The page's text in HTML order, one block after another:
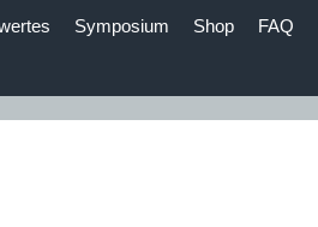
Symposium Shop FAQ